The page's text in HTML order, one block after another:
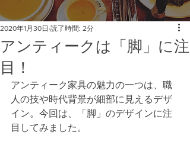
アンティークは「脚」に注
目！
2020年1月30日 読了時間: 2分
アンティーク家具の魅力の一つは、職
人の技や時代背景が細部に見えるデザ
イン。今回は、「脚」のデザインに注
目してみました。